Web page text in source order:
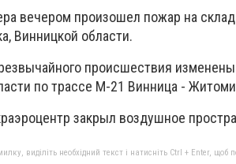
вечером произошел пожар на
Винницкой области.
происшествия
по трассе М-21 Винница -
закрыл воздушное
виділіть необхідний текст і натисніть Ctrl + Enter, щоб